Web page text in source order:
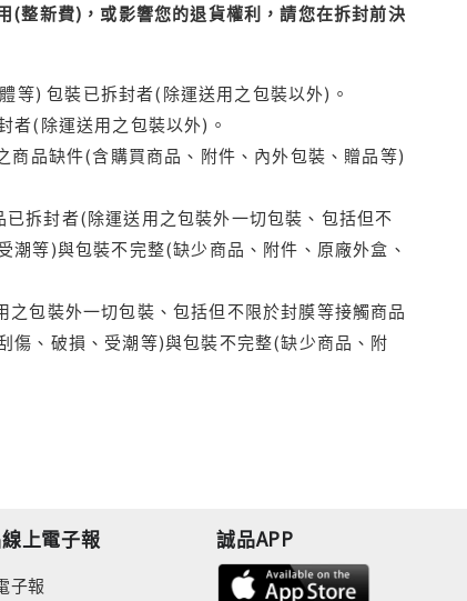
(整新費)，或影響您的退貨權利，請您在拆封前決
等) 包裝已拆封者(除運送用之包裝以外)。
者(除運送用之包裝以外)。
品缺件(含購買商品、附件、內外包裝、贈品等)
拆封者(除運送用之包裝外一切包裝、包括但不
等)與包裝不完整(缺少商品、附件、原廠外盒、
包裝外一切包裝、包括但不限於封膜等接觸商品
傷、破損、受潮等)與包裝不完整(缺少商品、附
上電子報
子報
誠品APP